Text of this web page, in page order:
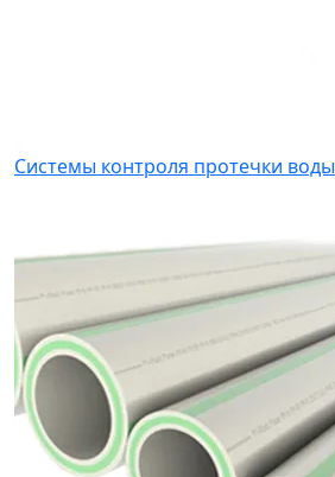
Системы контроля протечки воды